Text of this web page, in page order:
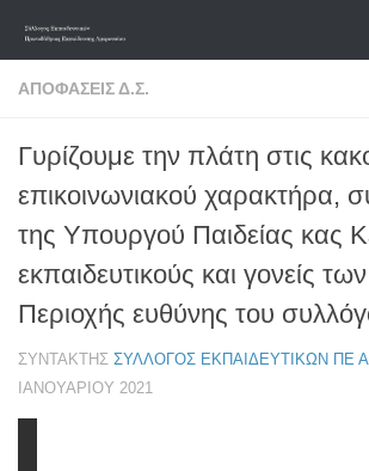
Skip to content
ΑΠΟΦΆΣΕΙΣ Δ.Σ.
Γυρίζουμε την πλάτη στις
επικοινωνιακού χαρακτήρα,
της Υπουργού Παιδείας κας
εκπαιδευτικούς και γονείς
Περιοχής ευθύνης του
ΣΥΝΤΆΚΤΗΣ ΣΎΛΛΟΓΟΣ ΕΚΠΑΙΔΕΥΤΙΚΏΝ ΠΕ
ΙΑΝΟΥΑΡΊΟΥ 2021